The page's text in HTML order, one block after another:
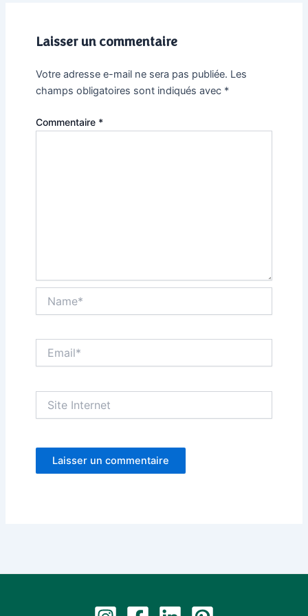
Laisser un commentaire
Votre adresse e-mail ne sera pas publiée. Les
champs obligatoires sont indiqués avec *
Commentaire *
Internet